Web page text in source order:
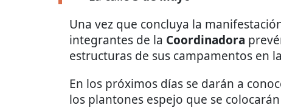
Una vez que concluya la
integrantes de la Coordinadora
estructuras de sus campamentos en
En los próximos días se darán a
los plantones espejo que se